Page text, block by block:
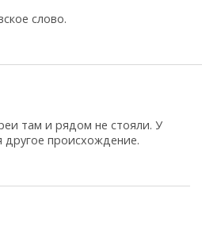
слово.
там и рядом не стояли. У
другое происхождение.